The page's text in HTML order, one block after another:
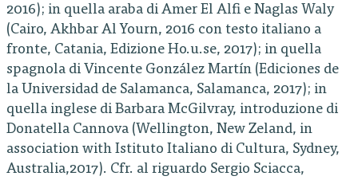
2016); in quella araba di Amer El Alfi e Naglas Waly
(Cairo, Akhbar Al Yourn, 2016 con testo italiano a
fronte, Catania, Edizione Ho.u.se, 2017); in quella
spagnola di Vincente González Martín (Ediciones de
la Universidad de Salamanca, Salamanca, 2017); in
quella inglese di Barbara McGilvray, introduzione di
Donatella Cannova (Wellington, New Zeland, in
association with Istituto Italiano di Cultura, Sydney,
Australia,2017). Cfr. al riguardo Sergio Sciacca,